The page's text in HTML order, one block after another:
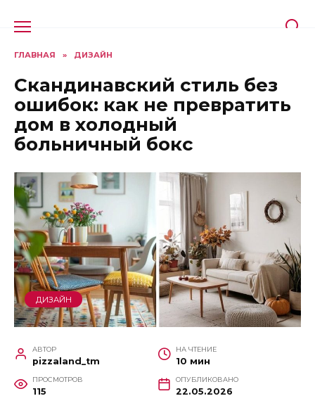
ГЛАВНАЯ » ДИЗАЙН
Скандинавский стиль без
ошибок: как не превратить
дом в холодный
больничный бокс
ДИЗАЙН
АВТОР
pizzaland_tm
НА ЧТЕНИЕ
10 мин
ПРОСМОТРОВ
115
ОПУБЛИКОВАНО
22.05.2026